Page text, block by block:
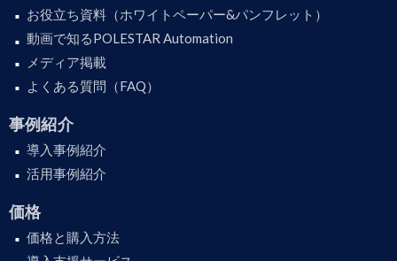
お役立ち資料（ホワイトペーパー&パンフレット）
動画で知るPOLESTAR Automation
メディア掲載
よくある質問（FAQ）
事例紹介
導入事例紹介
活用事例紹介
価格
価格と購入方法